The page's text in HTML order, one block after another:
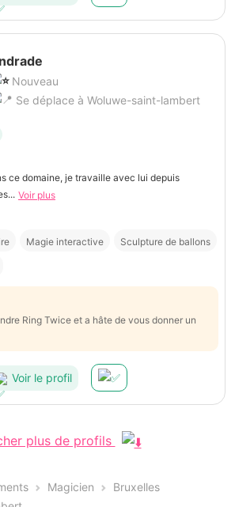
Nouveau
Se déplace à Woluwe-saint-lambert
ce domaine, je travaille avec lui depuis
Voir plus
Magie interactive Sculpture de ballons
Ring Twice et a hâte de vous donner un
Voir le profil
plus de profils
Magicien
Bruxelles